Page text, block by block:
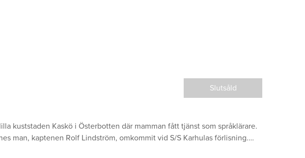
Slutsåld
kuststaden Kaskö i Österbotten där mamman fått tjänst som språklärare.
man, kaptenen Rolf Lindström, omkommit vid S/S Karhulas förlisning.…